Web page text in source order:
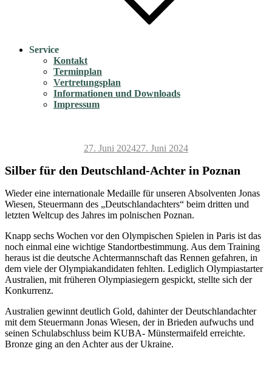
Service
Kontakt
Terminplan
Vertretungsplan
Informationen und Downloads
Impressum
Veröffentlicht
27. Juni 202427. Juni 2024
Silber für den Deutschland-Achter in Poznan
Wieder eine internationale Medaille für unseren Absolventen Jonas
Wiesen, Steuermann des „Deutschlandachters“ beim dritten und
letzten Weltcup des Jahres im polnischen Poznan.
Knapp sechs Wochen vor den Olympischen Spielen in Paris ist das
noch einmal eine wichtige Standortbestimmung. Aus dem Training
heraus ist die deutsche Achtermannschaft das Rennen gefahren, in
dem viele der Olympiakandidaten fehlten. Lediglich Olympiastarter
Australien, mit früheren Olympiasiegern gespickt, stellte sich der
Konkurrenz.
Australien gewinnt deutlich Gold, dahinter der Deutschlandachter
mit dem Steuermann Jonas Wiesen, der in Brieden aufwuchs und
seinen Schulabschluss beim KUBA- Münstermaifeld erreichte.
Bronze ging an den Achter aus der Ukraine.